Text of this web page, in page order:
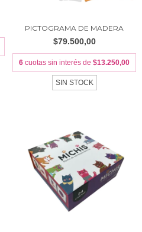
PICTOGRAMA DE MADERA
$79.500,00
6 cuotas sin interés de $13.250,00
SIN STOCK